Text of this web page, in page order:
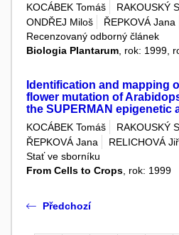
KOCÁBEK Tomáš
RAKOUSKÝ
ONDŘEJ Miloš
ŘEPKOVÁ Jana
Recenzovaný odborný článek
Biologia Plantarum, rok: 1999,
Identification and mapping
flower mutation of
the SUPERMAN epigenetic
KOCÁBEK Tomáš
RAKOUSKÝ
ŘEPKOVÁ Jana
RELICHOVÁ
Stať ve sborníku
From Cells to Crops , rok: 1999
Předchozí